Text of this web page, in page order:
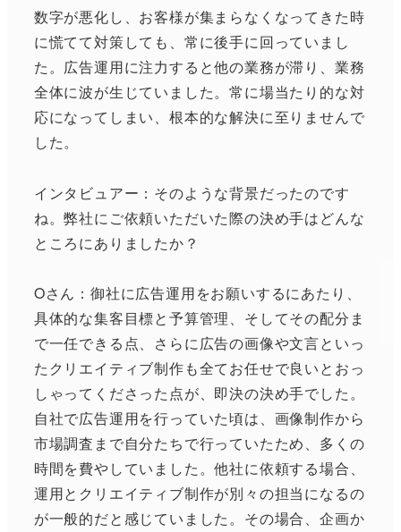
数字が悪化し、お客様が集まらなくなってきた時
に慌てて対策しても、常に後手に回っていまし
た。広告運用に注力すると他の業務が滞り、業務
全体に波が生じていました。常に場当たり的な対
応になってしまい、根本的な解決に至りませんで
した。
インタビュアー：そのような背景だったのです
ね。弊社にご依頼いただいた際の決め手はどんな
ところにありましたか？
Oさん：御社に広告運用をお願いするにあたり、
具体的な集客目標と予算管理、そしてその配分ま
で一任できる点、さらに広告の画像や文言といっ
たクリエイティブ制作も全てお任せで良いとおっ
しゃってくださった点が、即決の決め手でした。
自社で広告運用を行っていた頃は、画像制作から
市場調査まで自分たちで行っていたため、多くの
時間を費やしていました。他社に依頼する場合、
運用とクリエイティブ制作が別々の担当になるの
が一般的だと感じていました。その場合、企画か